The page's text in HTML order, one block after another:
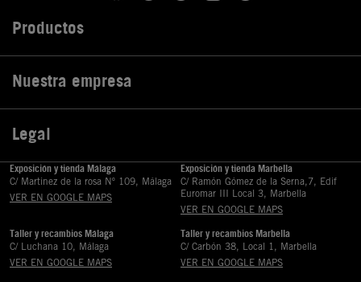
Productos
Nuestra empresa
Legal
Exposición y tienda Málaga
C/ Martinez de la rosa Nº 109, Málaga
VER EN GOOGLE MAPS
Exposición y tienda Marbella
C/ Ramón Gómez de la Serna,7, Edif
Euromar III Local 3, Marbella
VER EN GOOGLE MAPS
Taller y recambios Málaga
C/ Luchana 10, Málaga
VER EN GOOGLE MAPS
Taller y recambios Marbella
C/ Carbón 38, Local 1, Marbella
VER EN GOOGLE MAPS